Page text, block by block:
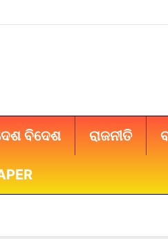
ବିଦେଶ ରାଜନୀତି